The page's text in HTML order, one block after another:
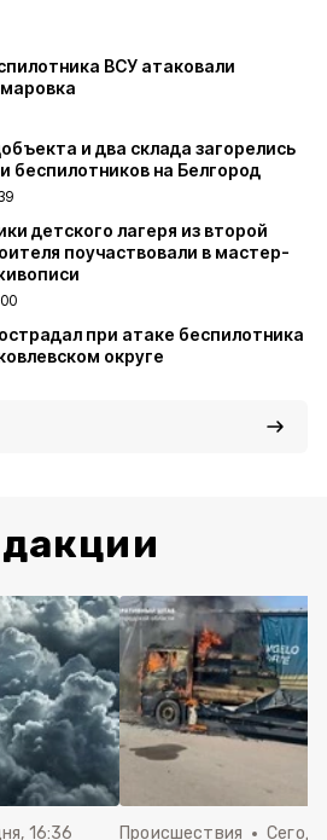
ВСУ атаковали
и два склада загорелись
беспилотников на Белгород
детского лагеря из второй
поучаствовали в мастер-
при атаке беспилотника
округе
16:36 Происшествия